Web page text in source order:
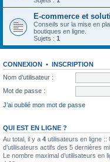
E-commerce et
Conseils sur la mise en
boutiques en ligne.
Sujets : 1
CONNEXION • INSCRIPTION
Nom d’utilisateur :
Mot de passe :
J’ai oublié mon mot de passe
QUI EST EN LIGNE ?
Au total, il y a 4 utilisateurs en ligne ::
d’utilisateurs actifs des 5 dernières
Le nombre maximal d’utilisateurs en